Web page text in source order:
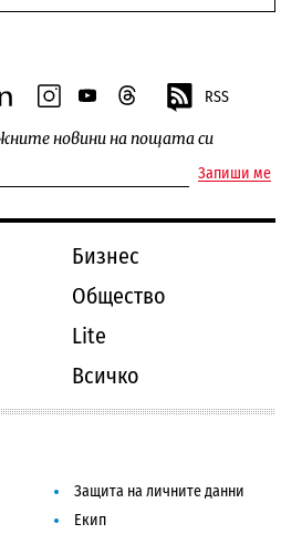
instagram
youtubethreads RSS
новини на пощата си
Запиши ме
Бизнес
Общество
Lite
Всичко
Защита на личните данни
Екип